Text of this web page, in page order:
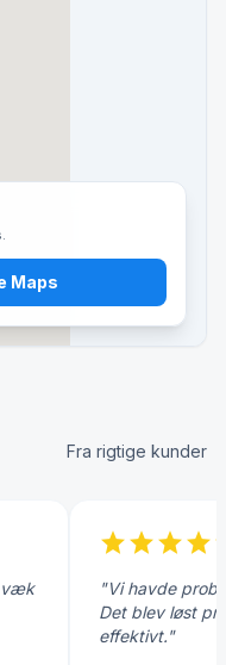
Maps
Fra rigtige kunder
væk
starstarstarstar
"Vi havde
Det blev løst
effektivt."